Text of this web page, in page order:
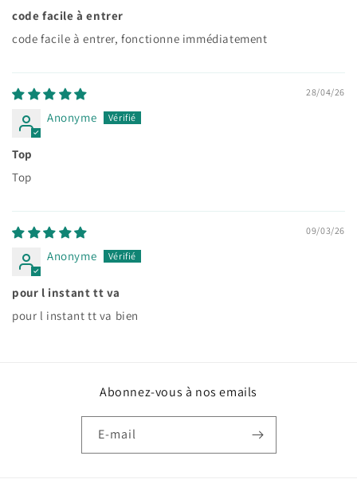
code facile à entrer
code facile à entrer, fonctionne immédiatement
28/04/26
Anonyme
Top
Top
09/03/26
Anonyme
pour l instant tt va
pour l instant tt va bien
Abonnez-vous à nos emails
E-mail